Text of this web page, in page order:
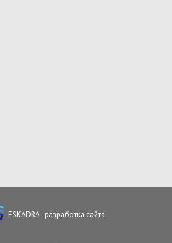
ESKADRA - разработка сайта